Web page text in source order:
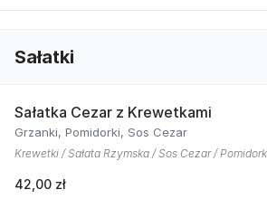
Sałatki
Sałatka Cezar z Krewetkami
Grzanki, Pomidorki, Sos Cezar
Krewetki / Sałata Rzymska / Sos Cezar /
42,00 zł